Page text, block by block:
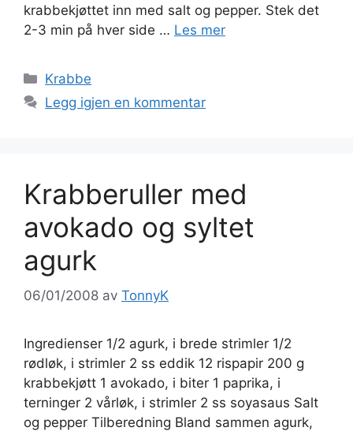
krabbekjøttet inn med salt og pepper. Stek det
2-3 min på hver side … Les mer
Kategorier
Krabbe
Legg igjen en kommentar
Krabberuller med
avokado og syltet
agurk
06/01/2008 av TonnyK
Ingredienser 1/2 agurk, i brede strimler 1/2
rødløk, i strimler 2 ss eddik 12 rispapir 200 g
krabbekjøtt 1 avokado, i biter 1 paprika, i
terninger 2 vårløk, i strimler 2 ss soyasaus Salt
og pepper Tilberedning Bland sammen agurk,